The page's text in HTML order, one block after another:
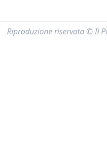
Riproduzione riservata © Il